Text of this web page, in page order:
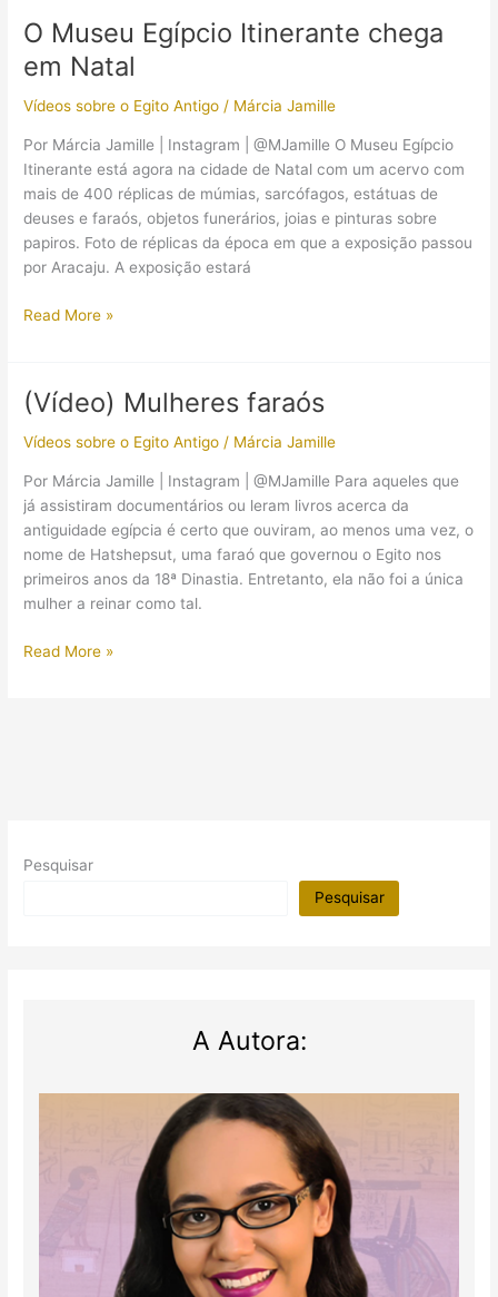
de
artefatos
com
o
Prof.
Fabio
Parenti
O Museu Egípcio Itinerante chega
em Natal
Vídeos sobre o Egito Antigo / Márcia Jamille
Por Márcia Jamille | Instagram | @MJamille O Museu Egípcio
Itinerante está agora na cidade de Natal com um acervo com
mais de 400 réplicas de múmias, sarcófagos, estátuas de
deuses e faraós, objetos funerários, joias e pinturas sobre
papiros. Foto de réplicas da época em que a exposição passou
por Aracaju. A exposição estará
O
Itinerante
chega
em
Read More »
(Vídeo) Mulheres faraós
Vídeos sobre o Egito Antigo / Márcia Jamille
Por Márcia Jamille | Instagram | @MJamille Para aqueles que
já assistiram documentários ou leram livros acerca da
antiguidade egípcia é certo que ouviram, ao menos uma vez, o
nome de Hatshepsut, uma faraó que governou o Egito nos
primeiros anos da 18ª Dinastia. Entretanto, ela não foi a única
mulher a reinar como tal.
(Vídeo)
Read More »
Pesquisar
Pesquisar
A Autora: